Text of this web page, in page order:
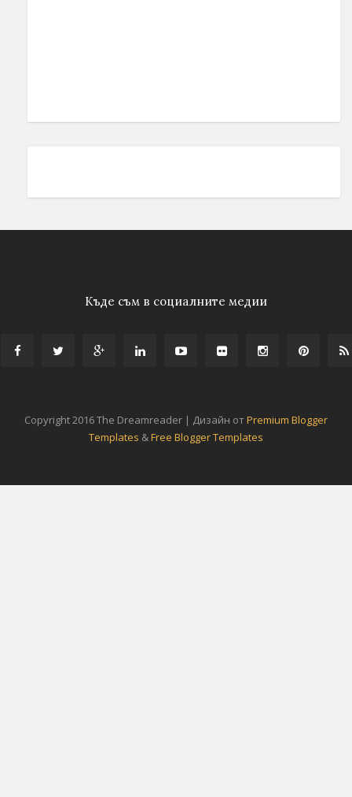
Къде съм в социалните медии
Copyright 2016 The Dreamreader | Дизайн отPremium Blogger
Templates &Free Blogger Templates